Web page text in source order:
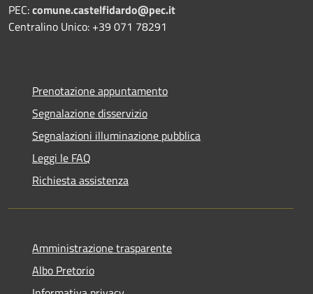
PEC:comune.castelfidardo@pec.it
Centralino Unico: +39 071 78291
Prenotazione appuntamento
Segnalazione disservizio
Segnalazioni illuminazione pubblica
Leggi le FAQ
Richiesta assistenza
Amministrazione trasparente
Albo Pretorio